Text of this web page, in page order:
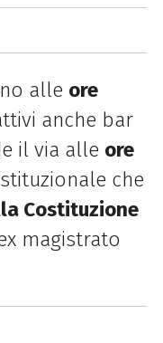
alle ore
anche bar
il via alle ore
che
Costituzione
magistrato